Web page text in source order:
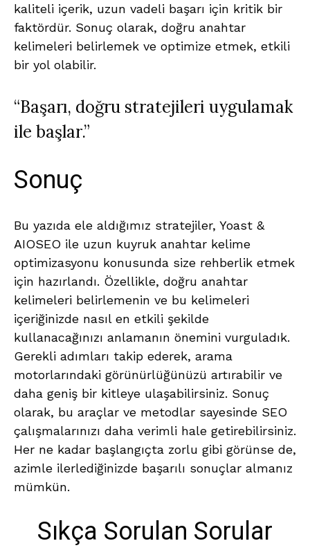
kaliteli içerik, uzun vadeli başarı için kritik bir
faktördür. Sonuç olarak, doğru anahtar
kelimeleri belirlemek ve optimize etmek, etkili
bir yol olabilir.
“Başarı, doğru stratejileri uygulamak
ile başlar.”
Sonuç
Bu yazıda ele aldığımız stratejiler, Yoast &
AIOSEO ile uzun kuyruk anahtar kelime
optimizasyonu konusunda size rehberlik etmek
için hazırlandı. Özellikle, doğru anahtar
kelimeleri belirlemenin ve bu kelimeleri
içeriğinizde nasıl en etkili şekilde
kullanacağınızı anlamanın önemini vurguladık.
Gerekli adımları takip ederek, arama
motorlarındaki görünürlüğünüzü artırabilir ve
daha geniş bir kitleye ulaşabilirsiniz. Sonuç
olarak, bu araçlar ve metodlar sayesinde SEO
çalışmalarınızı daha verimli hale getirebilirsiniz.
Her ne kadar başlangıçta zorlu gibi görünse de,
azimle ilerlediğinizde başarılı sonuçlar almanız
mümkün.
Sıkça Sorulan Sorular